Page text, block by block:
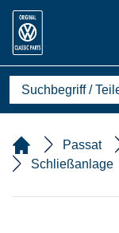
Passat
Schließanlage